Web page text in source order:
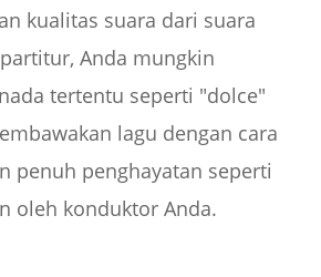
kualitas suara dari suara
Anda mungkin
tertentu seperti "dolce"
lagu dengan cara
penuh penghayatan seperti
oleh konduktor Anda.